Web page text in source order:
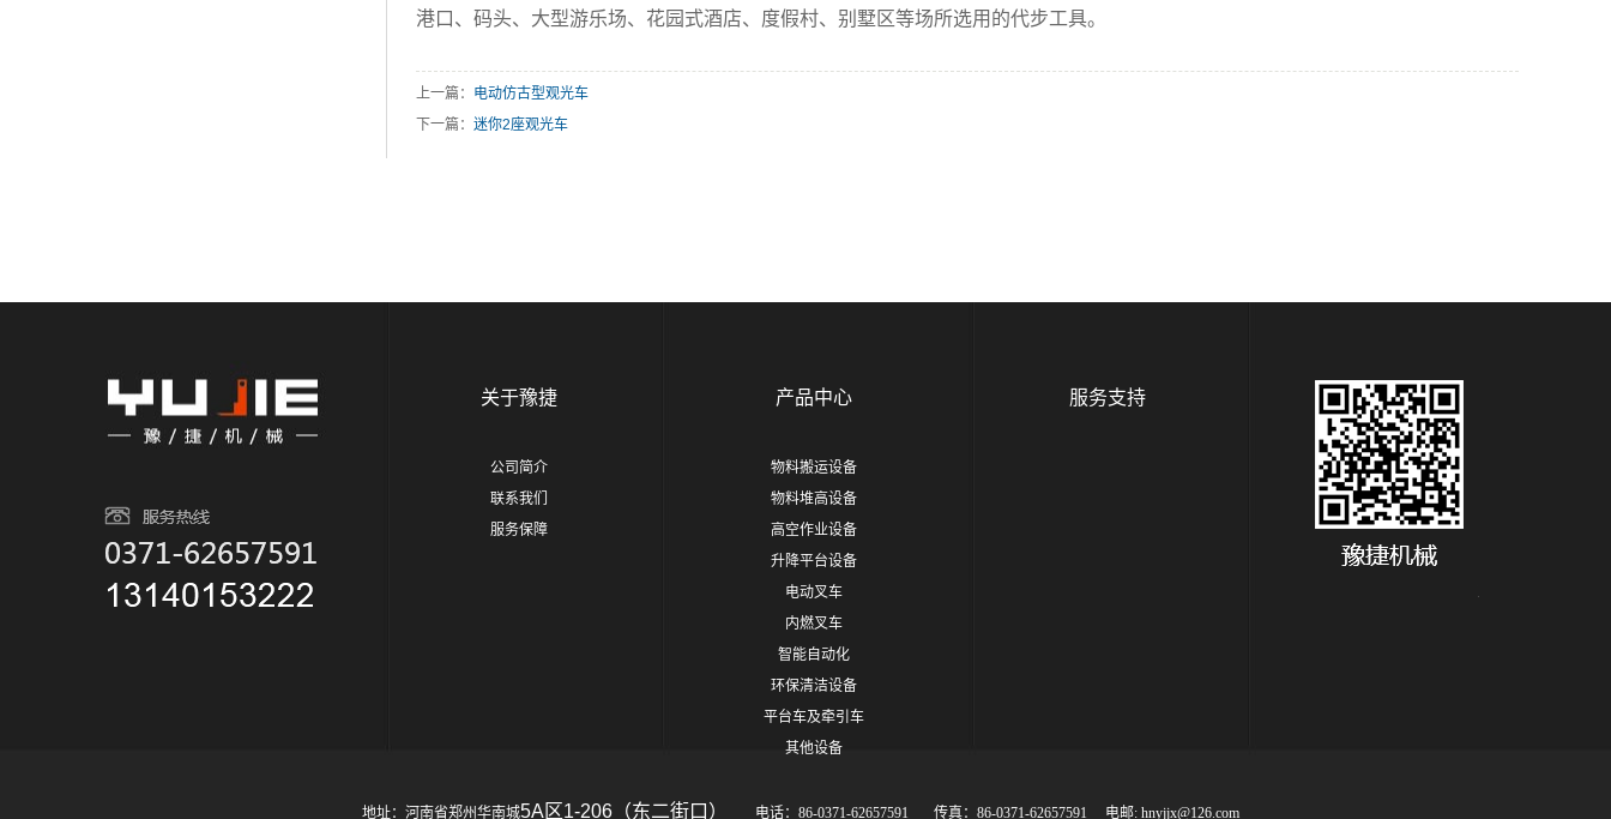
港口、码头、大型游乐场、花园式酒店、度假村、别墅区等场所选用的代步工具。
上一篇： 电动仿古型观光车
下一篇： 迷你2座观光车
关于豫捷
公司简介
联系我们
服务保障
产品中心
物料搬运设备
物料堆高设备
高空作业设备
升降平台设备
电动叉车
内燃叉车
智能自动化
环保清洁设备
平台车及牵引车
其他设备
服务支持
地址：河南省郑州华南城5A区1-206（东二街口） 电话：86-0371-62657591 传真：86-0371-62657591 电邮: hnyjjx@126.com